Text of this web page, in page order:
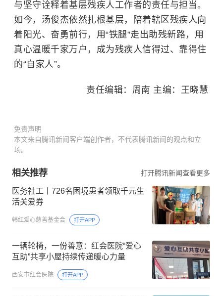
与坚守诠释着基层残疾人工作者的责任与担当。
如今，汤俊杰依然扎根基层，陪着辖区残疾人向
着阳光、奋勇前行，用“铁腿”走出助残新路，用
真心温暖千家万户，成为残疾人信得过、靠得住
的“自家人”。
责任编辑：周南 主编：王晓慧
免责声明
本文来自腾讯新闻客户端创作者，不代表腾讯新闻的观点和立
场。
相关推荐 打开腾讯新闻查看更多
医务社工丨726名困境患者领取千元生
活关爱券
韩红爱心慈善基金会 打开APP
一辆轮椅，一份善意：红会医院“爱心
互助”共享小屋持续传递暖心力量
西安市红会医院 打开APP